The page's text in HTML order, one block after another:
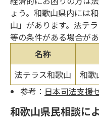
ょう。和歌山県内には
山」があります。法テ
等の条件がある場合が
名称
法テラス和歌山
和歌
参考： 日本司法支援
和歌山県民相談に